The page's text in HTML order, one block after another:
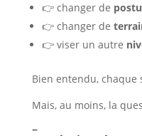
👉 changer de
👉 changer de
👉 viser un autre
Bien entendu,
Mais, au moins, la
–